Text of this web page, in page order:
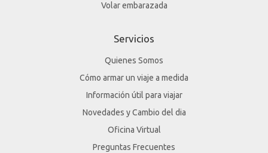
Volar embarazada
Servicios
Quienes Somos
Cómo armar un viaje a medida
Información útil para viajar
Novedades y Cambio del dia
Oficina Virtual
Preguntas Frecuentes